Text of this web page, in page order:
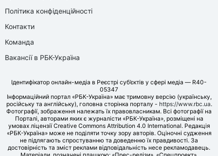
Політика конфіденційності
Контакти
Команда
Вакансії в РБК-Україна
Ідентифікатор онлайн-медіа в Реєстрі суб’єктів у сфері медіа — R40-
05347
Інформаційний портал «РБК-Україна» має тримовну версію (українську,
російську та англійську), головна сторінка порталу - https://www.rbc.ua.
Фотографії, зображення належать їх правовласникам. Всі фотографії на
Порталі, авторами яких є журналісти «РБК-Україна», розміщені на
умовах ліцензії Creative Commons Attribution 4.0 International. Редакція
«РБК-Україна» може не поділяти точку зору авторів. Оціночні судження
не підлягають спростуванню та доведенню їх правдивості. За
достовірність та зміст реклами відповідальність несе рекламодавець.